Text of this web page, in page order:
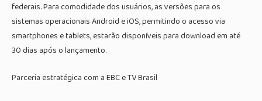
federais. Para comodidade dos usuários, as versões para os
sistemas operacionais Android e iOS, permitindo o acesso via
smartphones e tablets, estarão disponíveis para download em até
30 dias após o lançamento.
Parceria estratégica com a EBC e TV Brasil